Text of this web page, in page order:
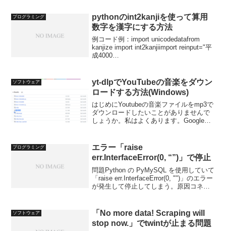
プログラミング
pythonのint2kanjiを使って算用
数字を漢字にする方法
例コード例：import unicodedatafrom
kanjize import int2kanjiimport reinput="平
成4000
ソフトウェア
yt-dlpでYouTubeの音楽をダウン
ロードする方法(Windows)
はじめにYoutubeの音楽ファイルをmp3で
ダウンロードしたいことがありませんで
しょうか。私はよくあります。Googleで
けだったり、詐欺だったり、制限があっ
たりし...
プログラミング
エラー「raise
err.InterfaceError(0, “”)」で停止
問題Python の PyMySQL を使用していて
「raise err.InterfaceError(0, "")」のエラー
が発生して停止してしまう。原因コネク
ようとし...
ソフトウェア
「No more data! Scraping will
stop now.」でtwintが止まる問題